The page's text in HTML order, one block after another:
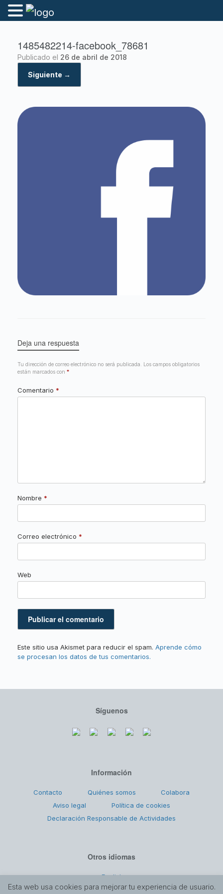
1485482214-facebook_78681
Publicado el 26 de abril de 2018
Siguiente →
Deja una respuesta
Tu dirección de correo electrónico no será publicada. Los campos obligatorios
están marcados con *
Comentario *
Nombre *
Correo electrónico *
Web
Este sitio usa Akismet para reducir el spam. Aprende cómo
se procesan los datos de tus comentarios.
Síguenos
Información
Contacto Quiénes somos
Colabora
Aviso legal
Política de cookies
Declaración Responsable de Actividades
Otros idiomas
English
Esta web usa cookies para mejorar tu experiencia de usuario.